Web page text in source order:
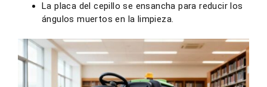
La placa del cepillo se ensancha para reducir los
ángulos muertos en la limpieza.